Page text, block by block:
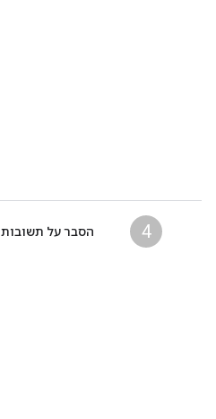
4 הסבר על תשובות